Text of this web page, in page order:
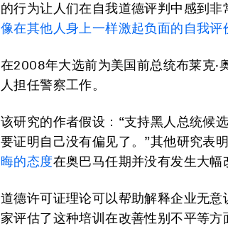
的行为让人们在自我道德评判中感到非
像在其他人身上一样激起负面的自我评
在2008年大选前为美国前总统布莱克·
人担任警察工作。
该研究的作者假设：“支持黑人总统候
要证明自己没有偏见了。”其他研究表
晦的态度在奥巴马任期并没有发生大幅
道德许可证理论可以帮助解释企业无
家评估了这种培训在改善性别不平等方